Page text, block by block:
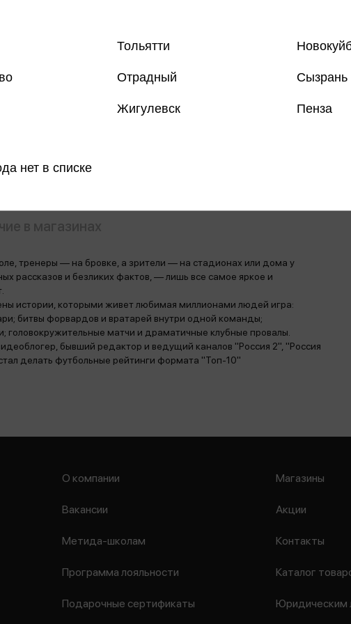
Все книги
тренеры — на бровке, а зрители — на стадионах или дома у
рассказов и безликих фактов, — лишь все самое яркое и
истории, которыми живет любимая миллионами людей игра:
битвы форвардов и вратарей внутри одной команды;
матчи и драматичные клубные провалы.
бывший редактор и ведущий каналов "Россия 2", "Россия
делать футбольные рейтинги формата "Топ-10"
Тольятти
Отрадный Сызрань
Жигулевск Пенза
нет в списке
О компании
Вакансии
Метида-школам
Программа лояльности
Подарочные сертификаты
Магазины
Акции
Контакты
Каталог
Юридическим